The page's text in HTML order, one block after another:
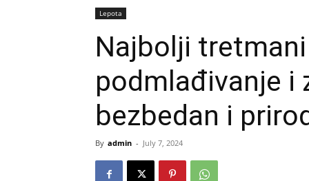
Lepota
Najbolji
podmlađivanje i
bezbedan i
By admin - July 7, 2024